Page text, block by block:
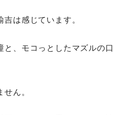
は感じています。
、モコっとしたマズルの口
ん。